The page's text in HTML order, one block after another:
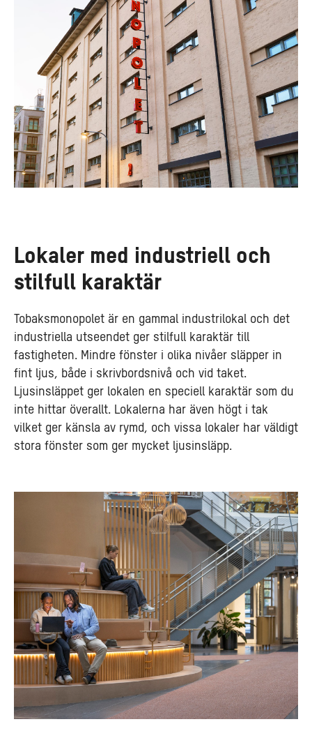
Lokaler med industriell och
stilfull karaktär
Tobaksmonopolet är en gammal industrilokal och det
industriella utseendet ger stilfull karaktär till
fastigheten. Mindre fönster i olika nivåer släpper in
fint ljus, både i skrivbordsnivå och vid taket.
Ljusinsläppet ger lokalen en speciell karaktär som du
inte hittar överallt. Lokalerna har även högt i tak
vilket ger känsla av rymd, och vissa lokaler har väldigt
stora fönster som ger mycket ljusinsläpp.